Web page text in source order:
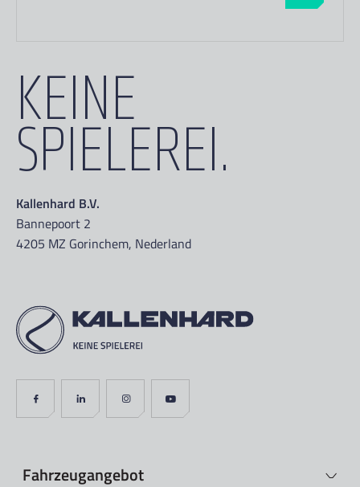
KEINE
SPIELEREI.
Kallenhard B.V.
Bannepoort 2
4205 MZ Gorinchem, Nederland
Fahrzeugangebot